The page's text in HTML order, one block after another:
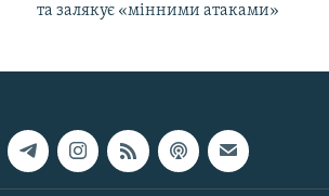
та залякує «мінними атаками»